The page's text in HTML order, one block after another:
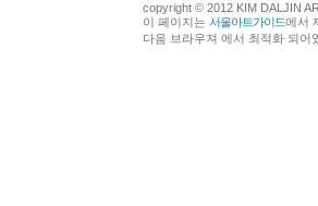
copyright © 2012 KIM DALJIN
이 페이지는 서울아트가이드에서
다음 브라우져 에서 최적화 되